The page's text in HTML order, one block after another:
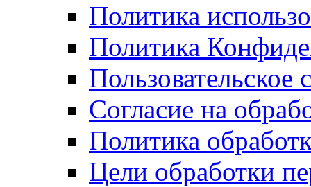
Политика
Политика
Пользовательское
Согласие на
Политика
Цели обработки